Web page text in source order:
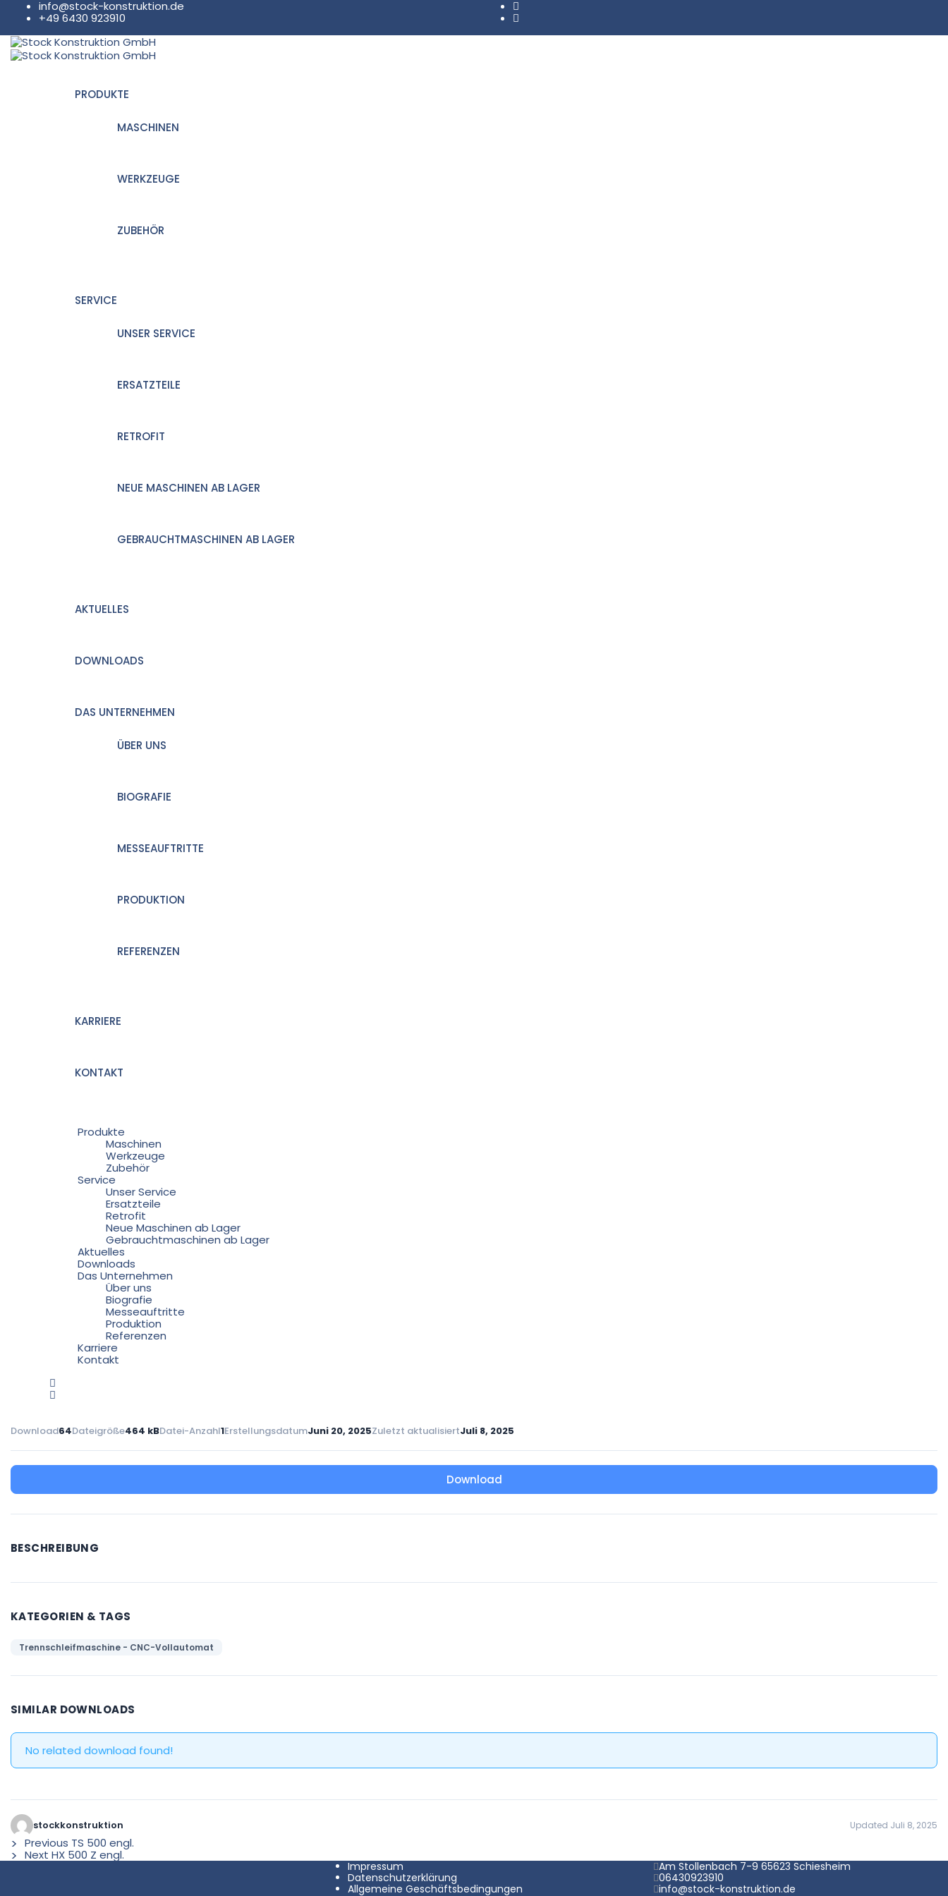
info@stock-konstruktion.de
+49 6430 923910
PRODUKTE
MASCHINEN
WERKZEUGE
ZUBEHÖR
SERVICE
UNSER SERVICE
ERSATZTEILE
RETROFIT
NEUE MASCHINEN AB LAGER
GEBRAUCHTMASCHINEN AB LAGER
AKTUELLES
DOWNLOADS
DAS UNTERNEHMEN
ÜBER UNS
BIOGRAFIE
MESSEAUFTRITTE
PRODUKTION
REFERENZEN
KARRIERE
KONTAKT
Produkte
Maschinen
Werkzeuge
Zubehör
Service
Unser Service
Ersatzteile
Retrofit
Neue Maschinen ab Lager
Gebrauchtmaschinen ab Lager
Aktuelles
Downloads
Das Unternehmen
Über uns
Biografie
Messeauftritte
Produktion
Referenzen
Karriere
Kontakt
Download64Dateigröße464 kBDatei-Anzahl1ErstellungsdatumJuni 20, 2025Zuletzt aktualisiertJuli 8, 2025
Download
BESCHREIBUNG
KATEGORIEN & TAGS
Trennschleifmaschine - CNC-Vollautomat
SIMILAR DOWNLOADS
No related download found!
stockkonstruktion Updated Juli 8, 2025
Previous TS 500 engl.
Next HX 500 Z engl.
Impressum
Datenschutzerklärung
Allgemeine Geschäftsbedingungen
Am Stollenbach 7-9 65623 Schiesheim
06430923910
info@stock-konstruktion.de